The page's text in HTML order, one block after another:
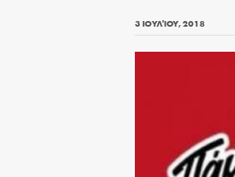
3 ΙΟΥΛΊΟΥ, 2018